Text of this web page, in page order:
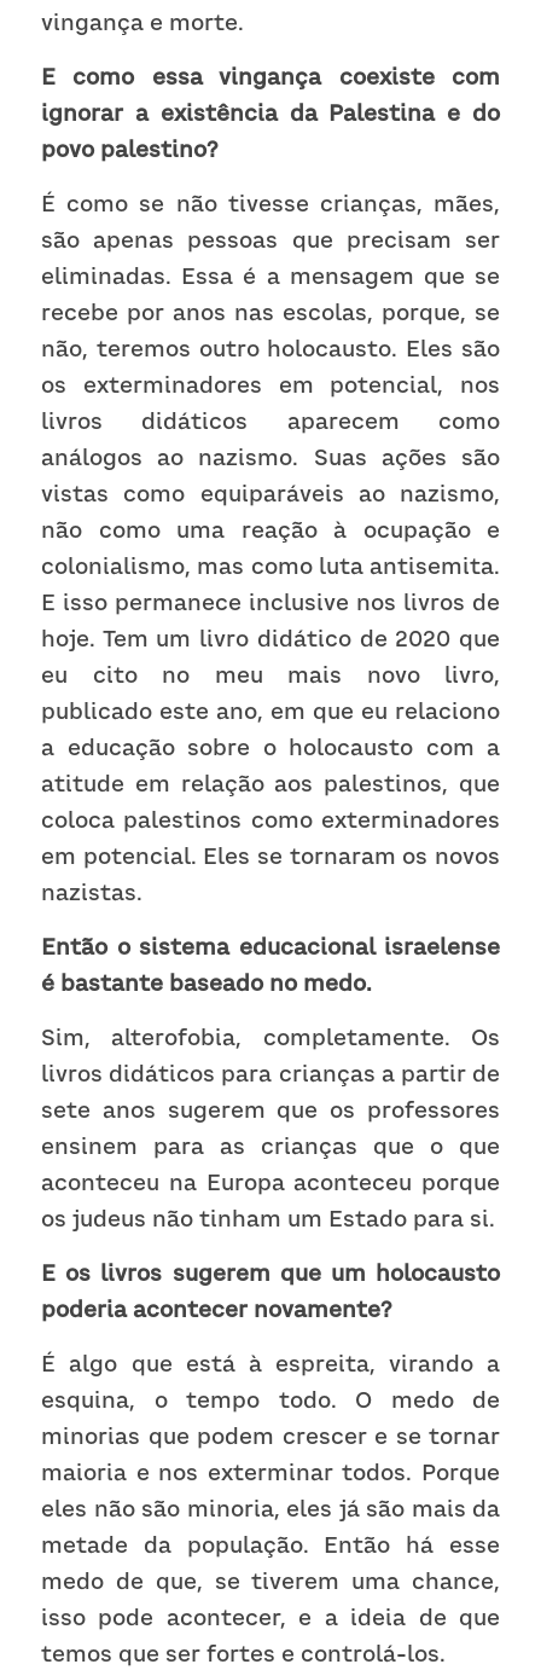
vingança e morte.
E como essa vingança coexiste com
ignorar a existência da Palestina e do
povo palestino?
É como se não tivesse crianças, mães,
são apenas pessoas que precisam ser
eliminadas. Essa é a mensagem que se
recebe por anos nas escolas, porque, se
não, teremos outro holocausto. Eles são
os exterminadores em potencial, nos
livros didáticos aparecem como
análogos ao nazismo. Suas ações são
vistas como equiparáveis ao nazismo,
não como uma reação à ocupação e
colonialismo, mas como luta antisemita.
E isso permanece inclusive nos livros de
hoje. Tem um livro didático de 2020 que
eu cito no meu mais novo livro,
publicado este ano, em que eu relaciono
a educação sobre o holocausto com a
atitude em relação aos palestinos, que
coloca palestinos como exterminadores
em potencial. Eles se tornaram os novos
nazistas.
Então o sistema educacional israelense
é bastante baseado no medo.
Sim, alterofobia, completamente. Os
livros didáticos para crianças a partir de
sete anos sugerem que os professores
ensinem para as crianças que o que
aconteceu na Europa aconteceu porque
E os livros sugerem que um holocausto
poderia acontecer novamente?
É algo que está à espreita, virando a
esquina, o tempo todo. O medo de
minorias que podem crescer e se tornar
maioria e nos exterminar todos. Porque
eles não são minoria, eles já são mais da
metade da população. Então há esse
medo de que, se tiverem uma chance,
isso pode acontecer, e a ideia de que
temos que ser fortes e controlá-los.